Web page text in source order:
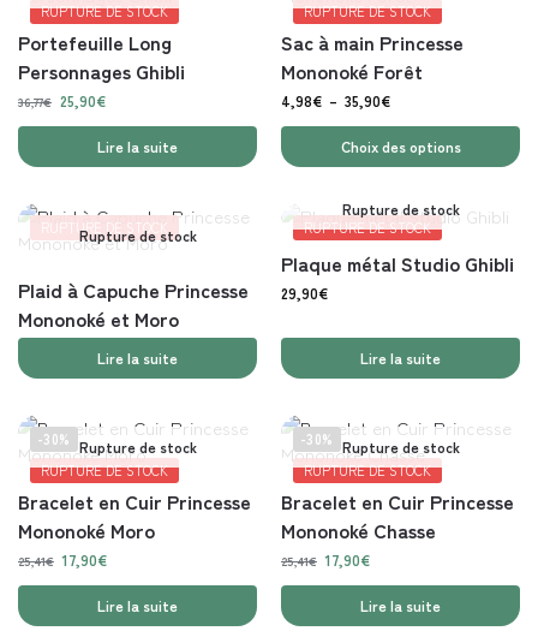
RUPTURE DE STOCK
Portefeuille Long
Personnages Ghibli
36,77€ 25,90€
Lire la suite
RUPTURE DE STOCK
Sac à main Princesse
Mononoké Forêt
4,98€ – 35,90€
Choix des options
RUPTURE DE STOCK
Rupture de stock
Plaid à Capuche Princesse
Mononoké et Moro
Lire la suite
RUPTURE DE STOCK
Rupture de stock
Plaque métal Studio Ghibli
29,90€
Lire la suite
-30%
RUPTURE DE STOCK
Rupture de stock
Bracelet en Cuir Princesse
Mononoké Moro
25,41€ 17,90€
Lire la suite
-30%
RUPTURE DE STOCK
Rupture de stock
Bracelet en Cuir Princesse
Mononoké Chasse
25,41€ 17,90€
Lire la suite